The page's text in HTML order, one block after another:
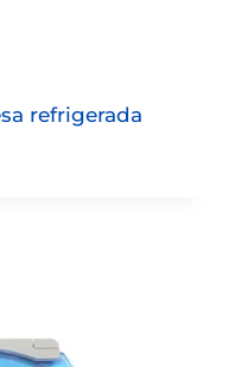
refrigerada